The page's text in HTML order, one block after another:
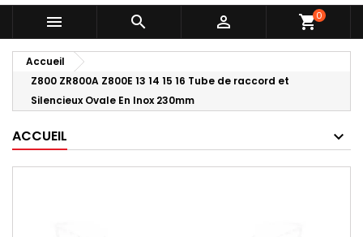
   shopping_cart0
Accueil
Z800 ZR800A Z800E 13 14 15 16 Tube de raccord et
Silencieux Ovale En Inox 230mm
ACCUEIL